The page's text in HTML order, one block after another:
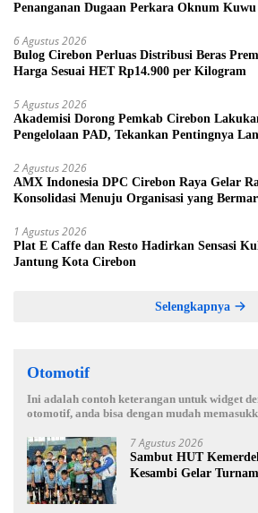
Penanganan Dugaan Perkara Oknum
6 Agustus 2026
Bulog Cirebon Perluas Distribusi Beras
Harga Sesuai HET Rp14.900 per Kilogram
5 Agustus 2026
Akademisi Dorong Pemkab Cirebon
Pengelolaan PAD, Tekankan Pentingnya
2 Agustus 2026
AMX Indonesia DPC Cirebon Raya Gelar
Konsolidasi Menuju Organisasi yang
1 Agustus 2026
Plat E Caffe dan Resto Hadirkan Sensasi
Jantung Kota Cirebon
Selengkapnya
Otomotif
Ini adalah contoh keterangan untuk widget
otomotif, anda bisa dengan mudah
7 Agustus 2026
Sambut HUT
Kesambi Gelar